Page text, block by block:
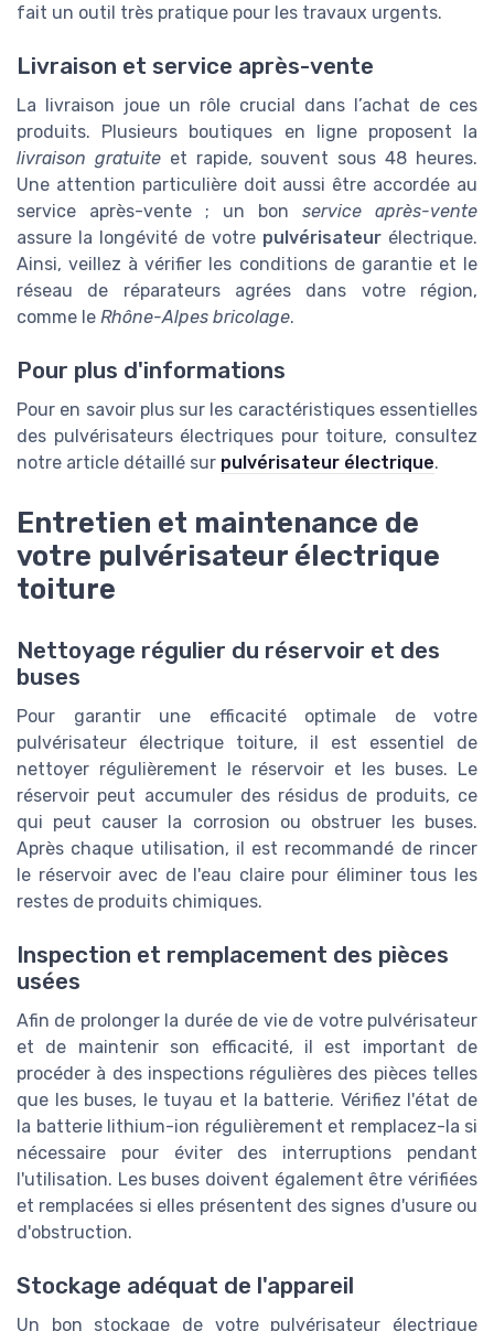
fait un outil très pratique pour les travaux urgents.
Livraison et service après-vente
La livraison joue un rôle crucial dans l’achat de ces
produits. Plusieurs boutiques en ligne proposent la
livraison gratuiteet rapide, souvent sous 48 heures.
Une attention particulière doit aussi être accordée au
service après-vente ; un bon service après-vente
assure la longévité de votre pulvérisateur électrique.
Ainsi, veillez à vérifier les conditions de garantie et le
réseau de réparateurs agrées dans votre région,
comme le Rhône-Alpes bricolage.
Pour plus d'informations
Pour en savoir plus sur les caractéristiques essentielles
des pulvérisateurs électriques pour toiture, consultez
notre article détaillé sur pulvérisateur électrique.
Entretien et maintenance de
votre pulvérisateur électrique
toiture
Nettoyage régulier du réservoir et des
buses
Pour garantir une efficacité optimale de votre
pulvérisateur électrique toiture, il est essentiel de
nettoyer régulièrement le réservoir et les buses. Le
réservoir peut accumuler des résidus de produits, ce
qui peut causer la corrosion ou obstruer les buses.
Après chaque utilisation, il est recommandé de rincer
le réservoir avec de l'eau claire pour éliminer tous les
restes de produits chimiques.
Inspection et remplacement des pièces
usées
Afin de prolonger la durée de vie de votre pulvérisateur
et de maintenir son efficacité, il est important de
procéder à des inspections régulières des pièces telles
que les buses, le tuyau et la batterie. Vérifiez l'état de
la batterie lithium-ion régulièrement et remplacez-la si
nécessaire pour éviter des interruptions pendant
l'utilisation. Les buses doivent également être vérifiées
et remplacées si elles présentent des signes d'usure ou
d'obstruction.
Stockage adéquat de l'appareil
Un bon stockage de votre pulvérisateur électrique